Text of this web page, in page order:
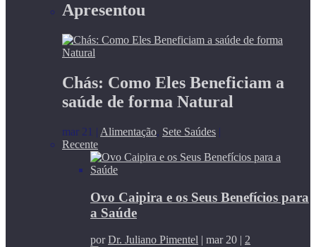
Apresentou
Chás: Como Eles Beneficiam a
saúde de forma Natural
mar 21 | Alimentação, Sete Saúdes |
Recente
Ovo Caipira e os Seus Benefícios para
a Saúde
porDr. Juliano Pimentel | mar 20 | 2